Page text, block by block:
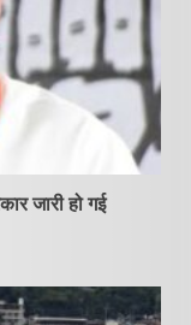
जारी हो गई